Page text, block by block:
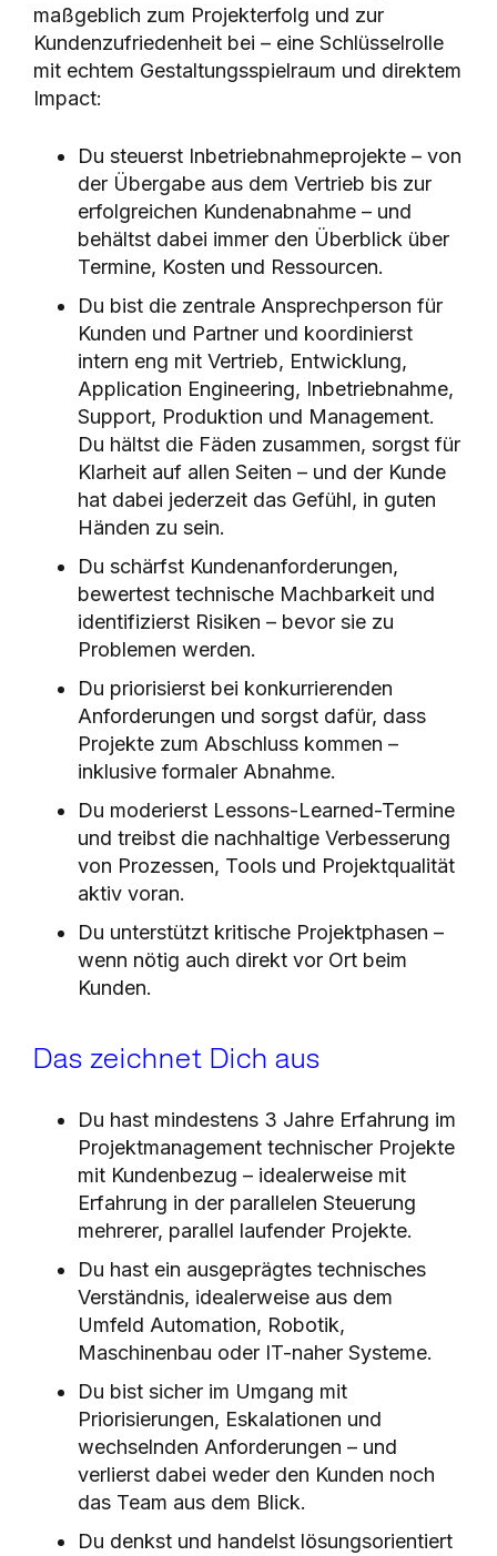
maßgeblich zum Projekterfolg und zur
Kundenzufriedenheit bei – eine Schlüsselrolle
mit echtem Gestaltungsspielraum und direktem
Impact:
Du steuerst Inbetriebnahmeprojekte – von
der Übergabe aus dem Vertrieb bis zur
erfolgreichen Kundenabnahme – und
behältst dabei immer den Überblick über
Termine, Kosten und Ressourcen.
Du bist die zentrale Ansprechperson für
Kunden und Partner und koordinierst
intern eng mit Vertrieb, Entwicklung,
Application Engineering, Inbetriebnahme,
Support, Produktion und Management.
Du hältst die Fäden zusammen, sorgst für
Klarheit auf allen Seiten – und der Kunde
hat dabei jederzeit das Gefühl, in guten
Händen zu sein.
Du schärfst Kundenanforderungen,
bewertest technische Machbarkeit und
identifizierst Risiken – bevor sie zu
Problemen werden.
Du priorisierst bei konkurrierenden
Anforderungen und sorgst dafür, dass
Projekte zum Abschluss kommen –
inklusive formaler Abnahme.
Du moderierst Lessons-Learned-Termine
und treibst die nachhaltige Verbesserung
von Prozessen, Tools und Projektqualität
aktiv voran.
Du unterstützt kritische Projektphasen –
wenn nötig auch direkt vor Ort beim
Kunden.
Das zeichnet Dich aus
Du hast mindestens 3 Jahre Erfahrung im
Projektmanagement technischer Projekte
mit Kundenbezug – idealerweise mit
Erfahrung in der parallelen Steuerung
mehrerer, parallel laufender Projekte.
Du hast ein ausgeprägtes technisches
Verständnis, idealerweise aus dem
Umfeld Automation, Robotik,
Maschinenbau oder IT-naher Systeme.
Du bist sicher im Umgang mit
Priorisierungen, Eskalationen und
wechselnden Anforderungen – und
verlierst dabei weder den Kunden noch
das Team aus dem Blick.
Du denkst und handelst lösungsorientiert